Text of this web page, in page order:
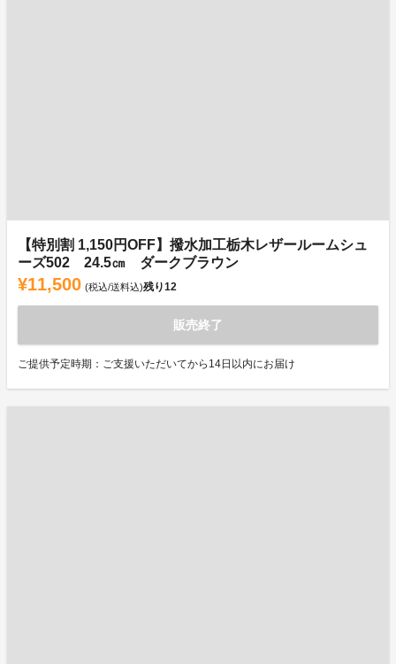
【特別割 1,150円OFF】撥水加工栃木レザールームシュ
ーズ502 24.5㎝ ダークブラウン
¥11,500 (税込/送料込)残り12
販売終了
ご提供予定時期：ご支援いただいてから14日以内にお届け